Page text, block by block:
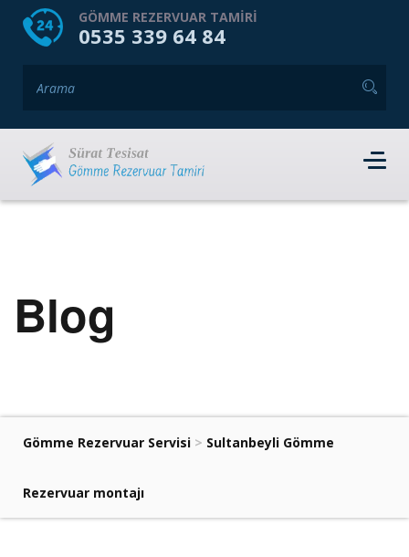
HOME HAKKIMIZDA
GÖMME REZERVUAR TAMIRI
0535 339 64 84
Blog
Gömme Rezervuar Servisi > Sultanbeyli Gömme
Rezervuar montajı